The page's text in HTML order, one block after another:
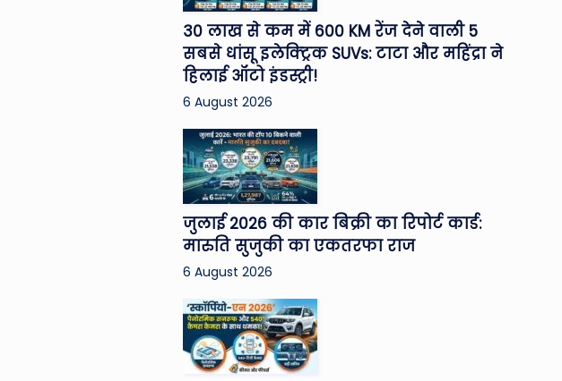
30 लाख से कम में 600 KM रेंज देने वाली 5
सबसे धांसू इलेक्ट्रिक SUVs: टाटा और महिंद्रा ने
हिलाई ऑटो इंडस्ट्री!
6 August 2026
जुलाई 2026 की कार बिक्री का रिपोर्ट कार्ड:
मारुति सुजुकी का एकतरफा राज
6 August 2026